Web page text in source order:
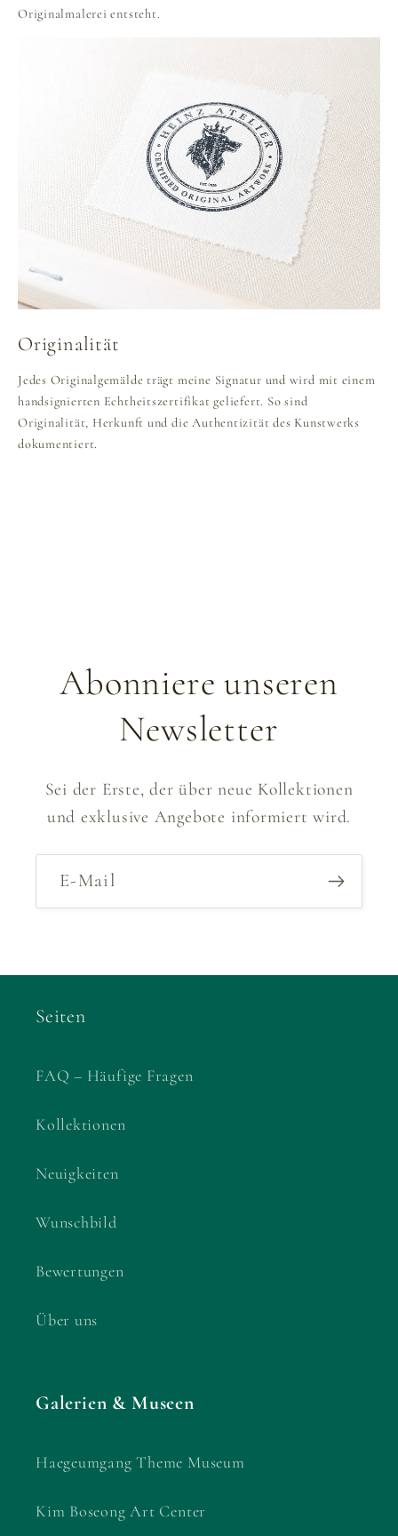
Originalmalerei entsteht.
Originalität
Jedes Originalgemälde trägt meine Signatur und wird mit einem
handsignierten Echtheitszertifikat geliefert. So sind
Originalität, Herkunft und die Authentizität des Kunstwerks
dokumentiert.
Abonniere unseren
Newsletter
Sei der Erste, der über neue Kollektionen
und exklusive Angebote informiert wird.
E-Mail
Seiten
FAQ – Häufige Fragen
Kollektionen
Neuigkeiten
Wunschbild
Bewertungen
Über uns
Galerien & Museen
Haegeumgang Theme Museum
Kim Boseong Art Center